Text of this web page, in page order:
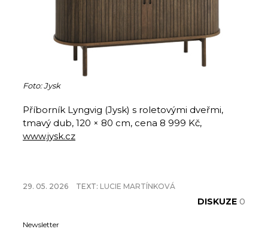
Foto: Jysk
Příborník Lyngvig (Jysk) s roletovými dveřmi,
tmavý dub, 120 × 80 cm, cena 8 999 Kč,
www.jysk.cz
29. 05. 2026 TEXT: LUCIE MARTÍNKOVÁ
DISKUZE 0
Newsletter